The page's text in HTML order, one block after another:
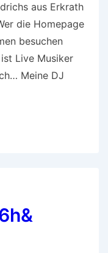
aus Erkrath
die Homepage
besuchen
Live Musiker
Meine DJ